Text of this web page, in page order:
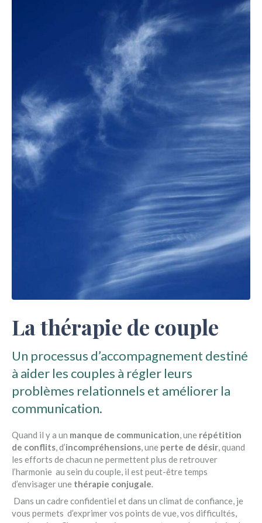
La thérapie de couple
Un processus d’accompagnement destiné
à aider les couples à régler leurs
problèmes relationnels et améliorer la
communication.
Quand il y a un manque de communication, une répétition
de conflits, d’incompréhensions, une perte de désir, quand
les efforts de chacun ne permettent plus de retrouver
l’harmonie au sein du couple, il est peut-être temps
d’envisager une thérapie conjugale.
Dans un cadre confidentiel et dans un climat de confiance, je
vous permets d’exprimer vos points de vue, vos difficultés,